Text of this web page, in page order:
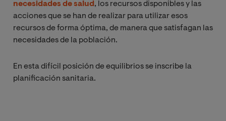
necesidades de salud, los recursos disponibles y las
acciones que se han de realizar para utilizar esos
recursos de forma óptima, de manera que satisfagan las
necesidades de la población.
En esta difícil posición de equilibrios se inscribe la
planificación sanitaria.